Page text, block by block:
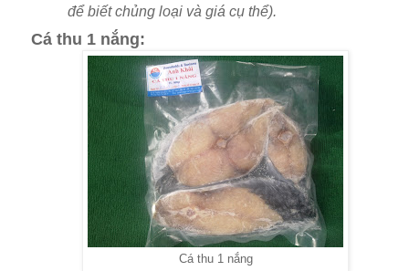
để biết chủng loại và giá cụ thể).
Cá thu 1 nắng:
Cá thu 1 nắng